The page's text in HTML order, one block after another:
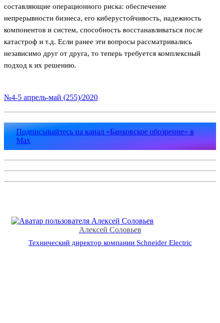
составляющие операционного риска: обеспечение
непрерывности бизнеса, его киберустойчивость, надежность
компонентов и систем, способность восстанавливаться после
катастроф и т.д. Если ранее эти вопросы рассматривались
независимо друг от друга, то теперь требуется комплексный
подход к их решению.
№4-5 апрель-май (255)/2020
Подписывайтесь на канал «Банковское обозрение» в
Max
Алексей Соловьев
Технический директор компании Schneider Electric